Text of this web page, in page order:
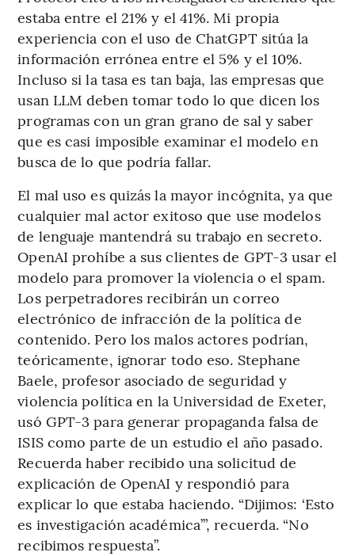
estaba entre el 21% y el 41%. Mi propia
experiencia con el uso de ChatGPT sitúa la
información errónea entre el 5% y el 10%.
Incluso si la tasa es tan baja, las empresas que
usan LLM deben tomar todo lo que dicen los
programas con un gran grano de sal y saber
que es casi imposible examinar el modelo en
busca de lo que podría fallar.
El mal uso es quizás la mayor incógnita, ya que
cualquier mal actor exitoso que use modelos
de lenguaje mantendrá su trabajo en secreto.
OpenAI prohíbe a sus clientes de GPT-3 usar el
modelo para promover la violencia o el spam.
Los perpetradores recibirán un correo
electrónico de infracción de la política de
contenido. Pero los malos actores podrían,
teóricamente, ignorar todo eso. Stephane
Baele, profesor asociado de seguridad y
violencia política en la Universidad de Exeter,
usó GPT-3 para generar propaganda falsa de
ISIS como parte de un estudio el año pasado.
Recuerda haber recibido una solicitud de
explicación de OpenAI y respondió para
explicar lo que estaba haciendo. “Dijimos: ‘Esto
es investigación académica’”, recuerda. “No
recibimos respuesta”.